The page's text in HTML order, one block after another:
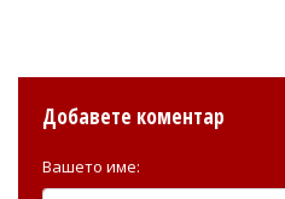
Добавете коментар
Вашето име: